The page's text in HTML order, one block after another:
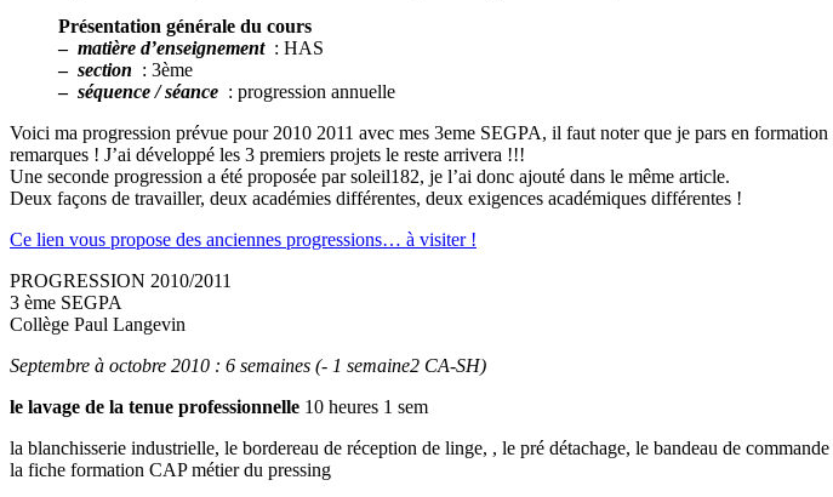
Présentation générale du cours
– matière d’enseignement : HAS
– section : 3ème
– séquence / séance : progression annuelle
Voici ma progression prévue pour 2010 2011 avec mes 3eme SEGPA, il faut noter que je pars en
remarques ! J’ai développé les 3 premiers projets le reste arrivera !!!
Une seconde progression a été proposée par soleil182, je l’ai donc ajouté dans le même article.
Deux façons de travailler, deux académies différentes, deux exigences académiques différentes !
Ce lien vous propose des anciennes progressions… à visiter !
PROGRESSION 2010/2011
3 ème SEGPA
Collège Paul Langevin
Septembre à octobre 2010 : 6 semaines (- 1 semaine2 CA-SH)
le lavage de la tenue professionnelle 10 heures 1 sem
la blanchisserie industrielle, le bordereau de réception de linge, , le pré détachage, le bandeau de
la fiche formation CAP métier du pressing